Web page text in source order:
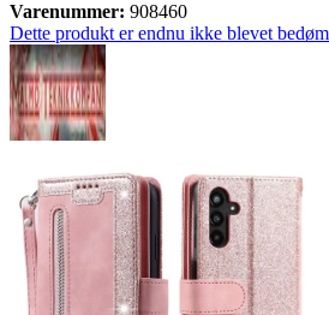
Varenummer: 908460
Dette produkt er endnu ikke blevet